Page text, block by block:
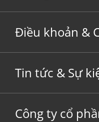
Điều khoản &
Tin tức & Sự
Công ty cổ